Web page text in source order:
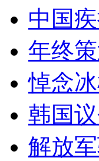
中国
年终
悼念
韩国
解放